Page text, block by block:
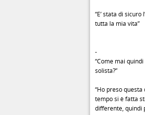
“E’ stata di
tutta la mia vita”
-
“Come mai
solista?”
“Ho preso
tempo si è fatta
differente, quindi